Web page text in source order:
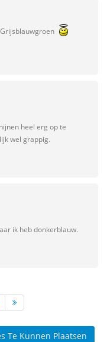
heel erg op te
wel grappig.
ik heb donkerblauw.
Te Kunnen Plaatsen